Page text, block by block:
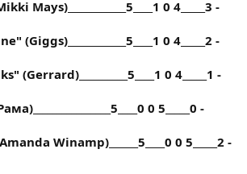
Mays)____________5____1 0 4_____3 -
0 4_____2 -
(Gerrard)__________5____1 0 4_____1 -
0 5_____0 -
Winamp)______5____0 0 5_____2 -